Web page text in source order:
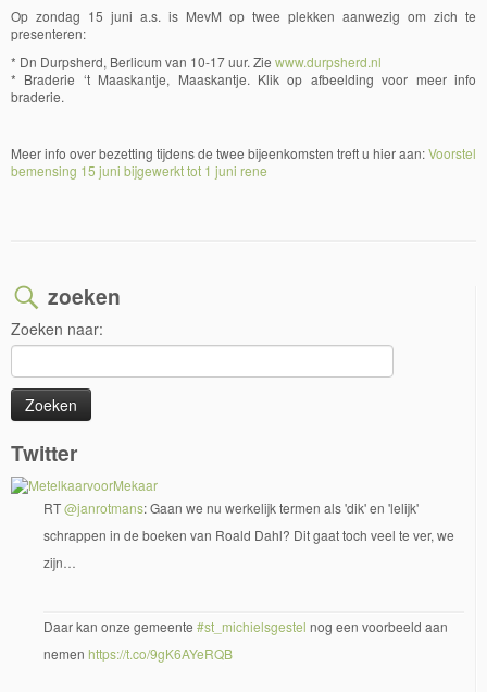
Op zondag 15 juni a.s. is MevM op twee plekken aanwezig om zich te
presenteren:
* Dn Durpsherd, Berlicum van 10-17 uur. Zie www.durpsherd.nl
* Braderie ‘t Maaskantje, Maaskantje. Klik op afbeelding voor meer info
braderie.
Meer info over bezetting tijdens de twee bijeenkomsten treft u hier aan:Voorstel
bemensing 15 juni bijgewerkt tot 1 juni rene
zoeken
Zoeken naar:
Twitter
RT@janrotmans: Gaan we nu werkelijk termen als 'dik' en 'lelijk'
schrappen in de boeken van Roald Dahl? Dit gaat toch veel te ver, we
zijn…
Daar kan onze gemeente #st_michielsgestel nog een voorbeeld aan
nemen https://t.co/9gK6AYeRQB